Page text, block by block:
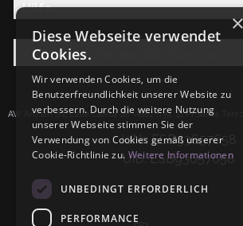
Hilfe
Entdecken Sie die AW-Familie
AW Artisan S.L.Calle Caleta de Velez n39, 41 PI Santa
IdNr: ESB93657658
UID: ESB93657658
×
Diese Webseite verwendet
Cookies.
Wir verwenden Cookies, um die
Benutzerfreundlichkeit unserer Website zu
verbessern. Durch die weitere Nutzung
unserer Webseite stimmen Sie der
Verwendung von Cookies gemäß unserer
Cookie-Richtlinie zu. Weitere Informationen
UNBEDINGT ERFORDERLICH
PERFORMANCE